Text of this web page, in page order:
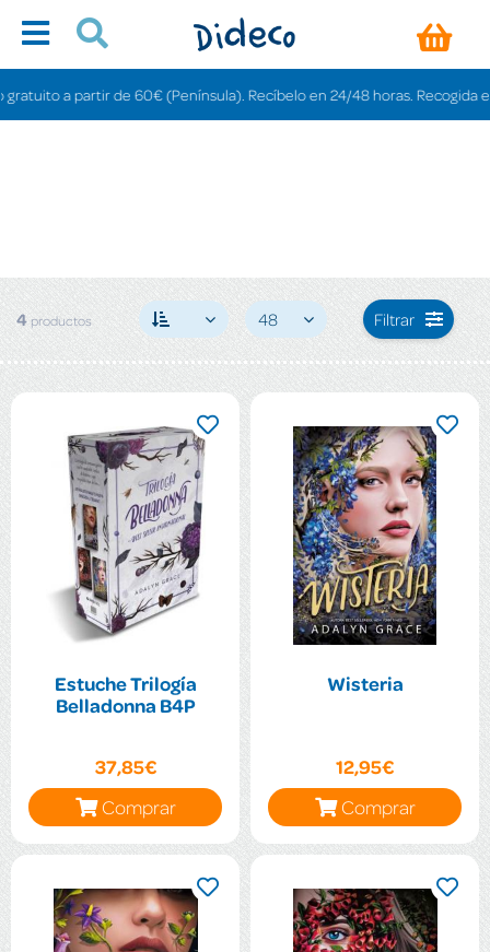
a partir de 60€ (Península). Recíbelo en 24/48 horas. Recogida en
4productos 48 Filtrar
Estuche Trilogía
Belladonna B4P
37,85€
Comprar
Wisteria
12,95€
Comprar